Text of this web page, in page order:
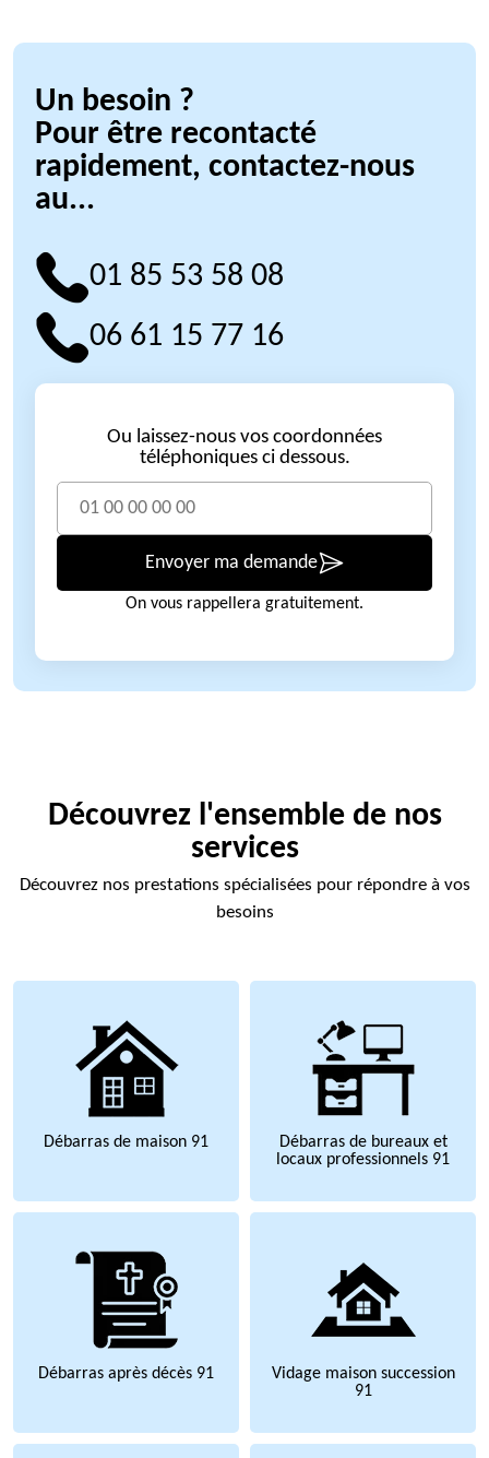
Un besoin ?
Pour être recontacté
rapidement, contactez-nous
au...
01 85 53 58 08
06 61 15 77 16
Ou laissez-nous vos coordonnées
téléphoniques ci dessous.
Envoyer ma demande
On vous rappellera gratuitement.
Découvrez l'ensemble de nos
services
Découvrez nos prestations spécialisées pour répondre à vos
besoins
Débarras de maison 91
Débarras de bureaux et
locaux professionnels 91
Débarras après décès 91
Vidage maison succession
91